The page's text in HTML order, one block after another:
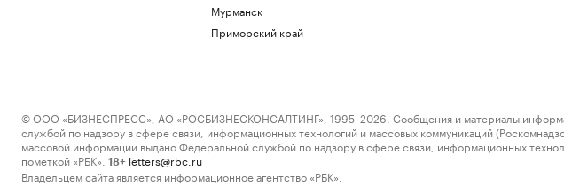
Мурманск
Приморский край
© ООО «БИЗНЕСПРЕСС», АО «РОСБИЗНЕСКОНСАЛТИНГ», 1995–2026. Сообщения и материалы
службой по надзору в сфере связи, информационных технологий и массовых коммуникаций
массовой информации выдано Федеральной службой по надзору в сфере связи, информационных
пометкой «РБК».
18+ letters@rbc.ru
Владельцем сайта является информационное агентство «РБК».